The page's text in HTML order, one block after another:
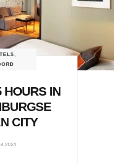
HOURS IN
CITY
2021